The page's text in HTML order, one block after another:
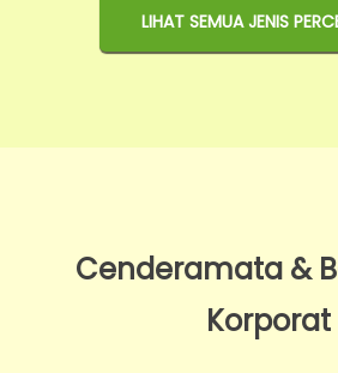
LIHAT SEMUA JENIS
Cenderamata &
Korporat